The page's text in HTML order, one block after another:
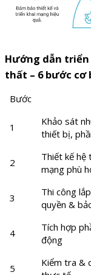
Hướng dẫn triển
thất – 6 bước cơ
Bước
1
Khảo sát
thiết bị,
2
Thiết kế hệ
mạng phù
3
Thi công
quyền &
4
Tích hợp
động
5
Kiểm tra &